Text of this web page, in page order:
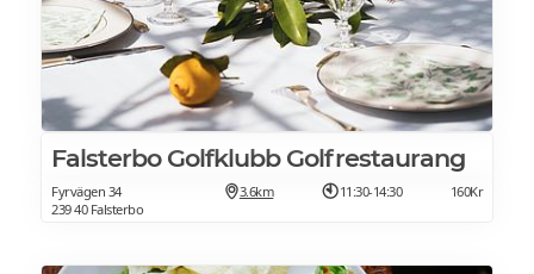
Falsterbo Golfklubb Golfrestaurang
Fyrvägen 34
239 40 Falsterbo
3.6km 11:30-14:30 160Kr